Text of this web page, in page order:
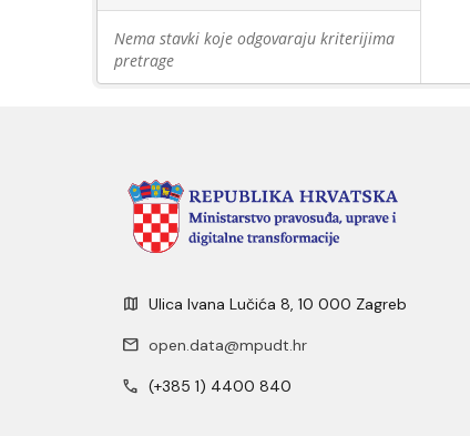
Nema stavki koje odgovaraju kriterijima
pretrage